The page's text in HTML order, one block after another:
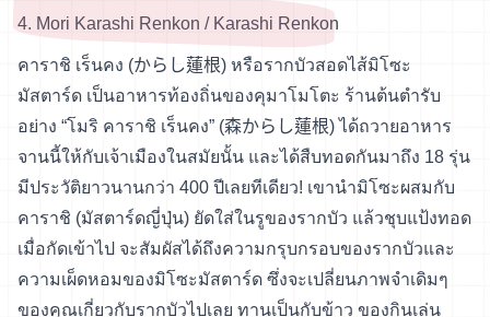
4. Mori Karashi Renkon / Karashi Renkon
คาราชิ เร็นคง (からし蓮根) หรือรากบัวสอดไส้มิโซะ
มัสตาร์ด เป็นอาหารท้องถิ่นของคุมาโมโตะ ร้านต้นตำรับ
อย่าง “โมริ คาราชิ เร็นคง” (森からし蓮根) ได้ถวายอาหาร
จานนี้ให้กับเจ้าเมืองในสมัยนั้น และได้สืบทอดกันมาถึง 18 รุ่น
มีประวัติยาวนานกว่า 400 ปีเลยทีเดียว! เขานำมิโซะผสมกับ
คาราชิ (มัสตาร์ดญี่ปุ่น) ยัดใส่ในรูของรากบัว แล้วชุบแป้งทอด
เมื่อกัดเข้าไป จะสัมผัสได้ถึงความกรุบกรอบของรากบัวและ
ความเผ็ดหอมของมิโซะมัสตาร์ด ซึ่งจะเปลี่ยนภาพจำเดิมๆ
ของคุณเกี่ยวกับรากบัวไปเลย ทานเป็นกับข้าว ของกินเล่น